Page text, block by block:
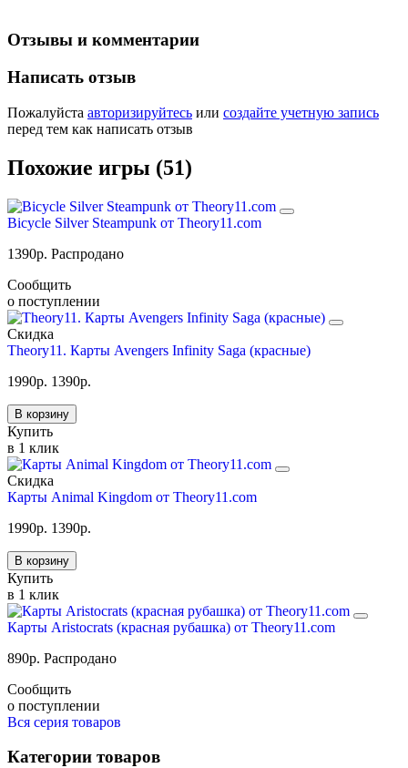
Отзывы и комментарии
Написать отзыв
Пожалуйста авторизируйтесь или создайте учетную запись
перед тем как написать отзыв
Похожие игры (51)
Bicycle Silver Steampunk от Theory11.com
1390р. Распродано
Сообщить
о поступлении
Скидка
Theory11. Карты Avengers Infinity Saga (красные)
1990р. 1390р.
В корзину
Купить
в 1 клик
Скидка
Карты Animal Kingdom от Theory11.com
1990р. 1390р.
В корзину
Купить
в 1 клик
Карты Aristocrats (красная рубашка) от Theory11.com
890р. Распродано
Сообщить
о поступлении
Вся серия товаров
Категории товаров